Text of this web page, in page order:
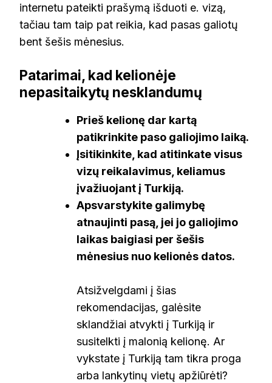
internetu pateikti prašymą išduoti e. vizą,
tačiau tam taip pat reikia, kad pasas galiotų
bent šešis mėnesius.
Patarimai, kad kelionėje
nepasitaikytų nesklandumų
Prieš kelionę dar kartą
patikrinkite paso galiojimo laiką.
Įsitikinkite, kad atitinkate visus
vizų reikalavimus, keliamus
įvažiuojant į Turkiją.
Apsvarstykite galimybę
atnaujinti pasą, jei jo galiojimo
laikas baigiasi per šešis
mėnesius nuo kelionės datos.
Atsižvelgdami į šias
rekomendacijas, galėsite
sklandžiai atvykti į Turkiją ir
susitelkti į malonią kelionę. Ar
vykstate į Turkiją tam tikra proga
arba lankytinų vietų apžiūrėti?